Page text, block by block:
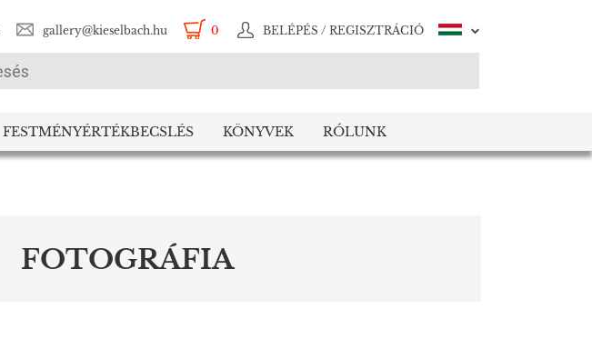
gallery@kieselbach.hu 0 BELÉPÉS / REGISZTRÁCIÓ
FESTMÉNYÉRTÉKBECSLÉS KÖNYVEK RÓLUNK
FOTOGRÁFIA